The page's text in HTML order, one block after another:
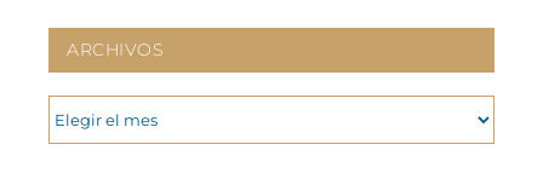
ARCHIVOS
ARCHIVOS